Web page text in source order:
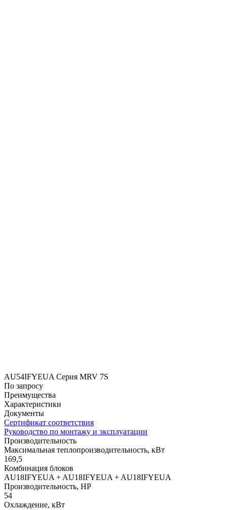
AU54IFYEUA Серия MRV 7S
По запросу
Преимущества
Характеристики
Документы
Сертификат соответствия
Руководство по монтажу и эксплуатации
Производительность
Максимальная теплопроизводительность, кВт
169,5
Комбинация блоков
AU18IFYEUA + AU18IFYEUA + AU18IFYEUA
Производительность, HP
54
Охлаждение, кВт